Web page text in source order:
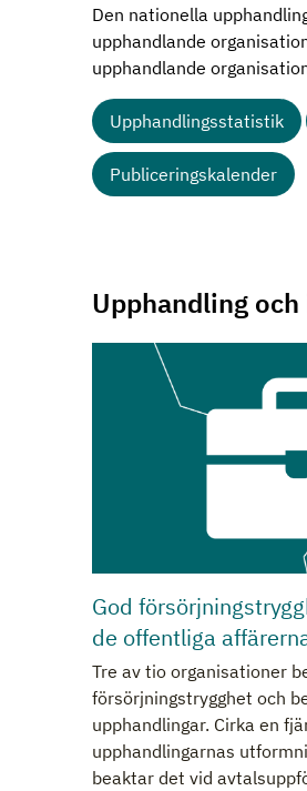
Den nationella
upphandlande
upphandlande
Upphandlingsstatistik
Publiceringskalender
Upphandling
God
de offentliga
Tre av tio organisationer
försörjningstrygghet och
upphandlingar. Cirka en
upphandlingarnas
beaktar det vid